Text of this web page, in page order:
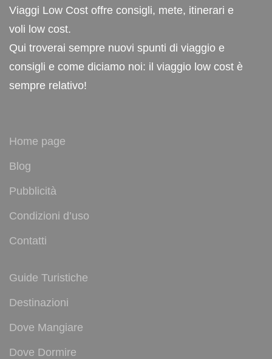
Viaggi Low Cost offre consigli, mete, itinerari e
voli low cost.
Qui troverai sempre nuovi spunti di viaggio e
consigli e come diciamo noi: il viaggio low cost è
sempre relativo!
Home page
Blog
Pubblicità
Condizioni d’uso
Contatti
Guide Turistiche
Destinazioni
Dove Mangiare
Dove Dormire